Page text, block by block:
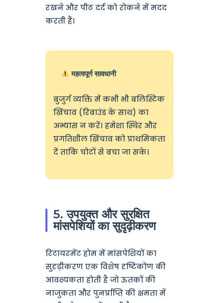
रखने और पीठ दर्द को रोकने में मदद
करती हैं।
महत्वपूर्ण सावधानी
बुजुर्ग व्यक्ति में कभी भी बलिस्टिक
खिंचाव (रिबाउंड के साथ) का
अभ्यास न करें। हमेशा स्थिर और
प्रगतिशील खिंचाव को प्राथमिकता
दें ताकि चोटों से बचा जा सके।
5. उपयुक्त और सुरक्षित
मांसपेशियों का सुदृढ़ीकरण
रिटायरमेंट होम में मांसपेशियों का
सुदृढ़ीकरण एक विशेष दृष्टिकोण की
आवश्यकता होती है जो ऊतकों की
नाजुकता और पुनर्प्राप्ति की क्षमता में